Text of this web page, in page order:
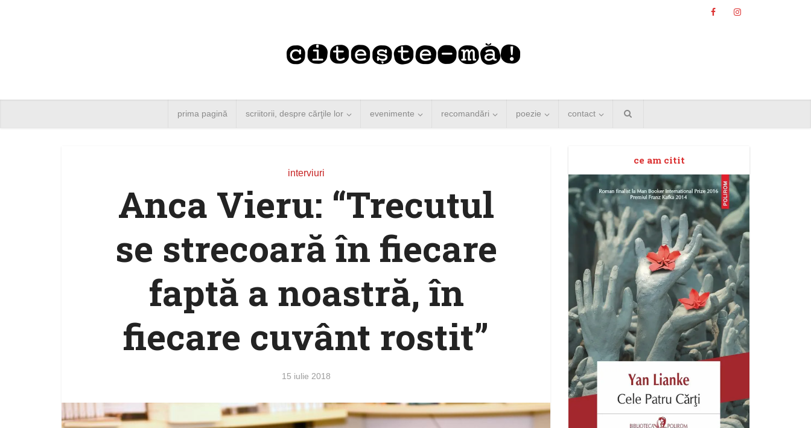
prima pagină scriitorii, despre cărţile lor evenimente recomandări poezie contact
interviuri
Anca Vieru: “Trecutul
se strecoară în fiecare
faptă a noastră, în
fiecare cuvânt rostit”
15 iulie 2018
ce am citit